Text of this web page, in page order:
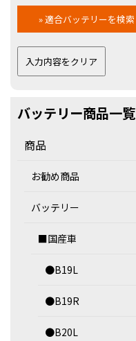
バッテリー商品一覧
商品
お勧め商品
バッテリー
■国産車
●B19L
●B19R
●B20L